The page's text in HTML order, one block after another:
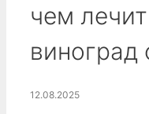
чем
виноград
12.08.2025